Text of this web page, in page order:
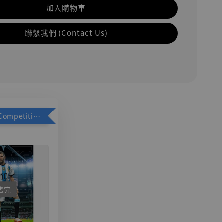
加入購物車
聯繫我們 (Contact Us)
加購優惠【Competitive Toys 梅西 [CM001]】
完